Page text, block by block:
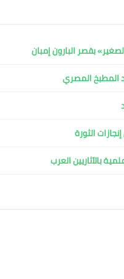
بقصر البارون إمبان
المطبخ المصري
الثورة
بالآثاريين العرب